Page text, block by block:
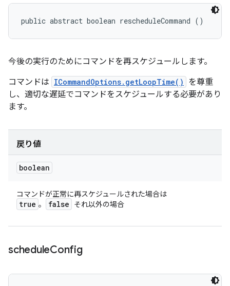
public abstract boolean rescheduleCommand ()
今後の実行のためにコマンドを再スケジュールします。
コマンドは ICommandOptions.getLoopTime()
を尊重
し、適切な遅延でコマンドをスケジュールする必要があり
ます。
戻り値
boolean
コマンドが正常に再スケジュールされた場合は
true 。 false それ以外の場合
scheduleConfig